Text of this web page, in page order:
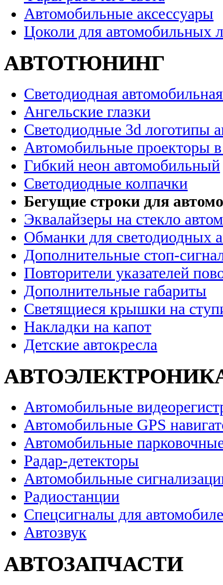
Автомобильные аксессуары
Цоколи для автомобильных
АВТОТЮНИНГ
Светодиодная
Ангельские глазки
Светодиодные 3d логотипы
Автомобильные проекторы
Гибкий неон автомобильный
Светодиодные колпачки
Бегущие строки для
Эквалайзеры на стекло
Обманки для светодиодных
Дополнительные стоп-
Повторители указателей
Дополнительные габариты
Светящиеся крышки на
Накладки на капот
Детские автокресла
Автомобильные
Автомобильные GPS
Автомобильные
Радар-детекторы
Автомобильные
Радиостанции
Спецсигналы для
Автозвук
АВТОЗАПЧАСТИ